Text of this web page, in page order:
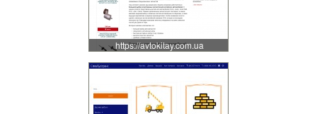
https://avtokitay.com.ua